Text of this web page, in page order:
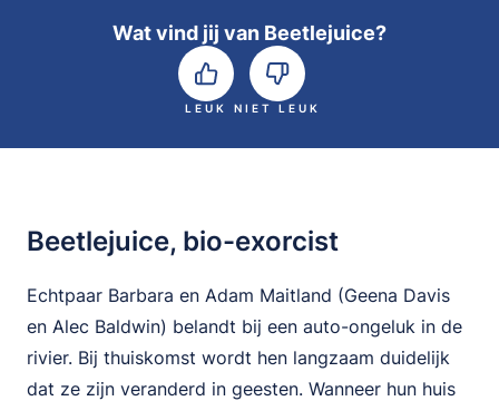
Wat vind jij van Beetlejuice?
LEUK NIET LEUK
Beetlejuice, bio-exorcist
Echtpaar Barbara en Adam Maitland (Geena Davis
en Alec Baldwin) belandt bij een auto-ongeluk in de
rivier. Bij thuiskomst wordt hen langzaam duidelijk
dat ze zijn veranderd in geesten. Wanneer hun huis